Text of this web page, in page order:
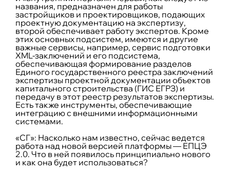
названия, предназначен для работы
застройщиков и проектировщиков, подающих
проектную документацию на экспертизу,
второй обеспечивает работу экспертов. Кроме
этих основных подсистем, имеются и другие
важные сервисы, например, сервис подготовки
XML-заключений и его подсистема,
обеспечивающая формирование разделов
Единого государственного реестра заключений
экспертизы проектной документации объектов
капитального строительства (ГИС ЕГРЗ) и
передачу в этот реестр результатов экспертизы.
Есть также инструменты, обеспечивающие
интеграцию с внешними информационными
системами.
«СГ»: Насколько нам известно, сейчас ведется
работа над новой версией платформы — ЕПЦЭ
2.0. Что в ней появилось принципиально нового
и как она будет использоваться?